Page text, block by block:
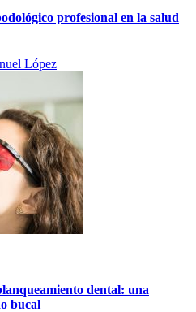
profesional en la salud
López
dental: una
bucal